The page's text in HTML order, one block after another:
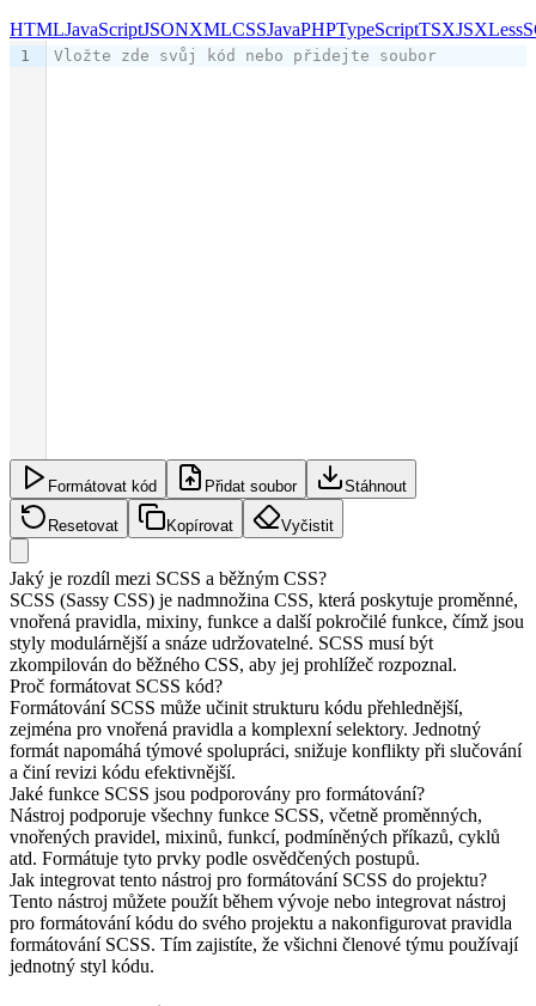
HTMLJavaScriptJSONXMLCSSJavaPHPTypeScriptTSXJSXLess
1 Vložte zde svůj kód nebo přidejte soubor
Formátovat kód Přidat soubor Stáhnout
Resetovat Kopírovat Vyčistit
Jaký je rozdíl mezi SCSS a běžným CSS?
SCSS (Sassy CSS) je nadmnožina CSS, která poskytuje proměnné,
vnořená pravidla, mixiny, funkce a další pokročilé funkce, čímž jsou
styly modulárnější a snáze udržovatelné. SCSS musí být
zkompilován do běžného CSS, aby jej prohlížeč rozpoznal.
Proč formátovat SCSS kód?
Formátování SCSS může učinit strukturu kódu přehlednější,
zejména pro vnořená pravidla a komplexní selektory. Jednotný
formát napomáhá týmové spolupráci, snižuje konflikty při slučování
a činí revizi kódu efektivnější.
Jaké funkce SCSS jsou podporovány pro formátování?
Nástroj podporuje všechny funkce SCSS, včetně proměnných,
vnořených pravidel, mixinů, funkcí, podmíněných příkazů, cyklů
atd. Formátuje tyto prvky podle osvědčených postupů.
Jak integrovat tento nástroj pro formátování SCSS do projektu?
Tento nástroj můžete použít během vývoje nebo integrovat nástroj
pro formátování kódu do svého projektu a nakonfigurovat pravidla
formátování SCSS. Tím zajistíte, že všichni členové týmu používají
jednotný styl kódu.